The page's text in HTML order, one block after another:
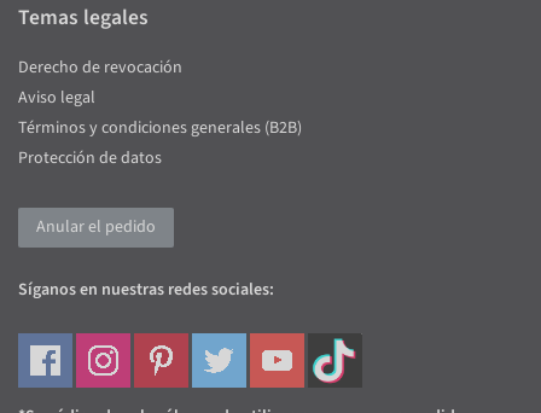
Temas legales
Derecho de revocación
Aviso legal
Términos y condiciones generales (B2B)
Protección de datos
Anular el pedido
Síganos en nuestras redes sociales: